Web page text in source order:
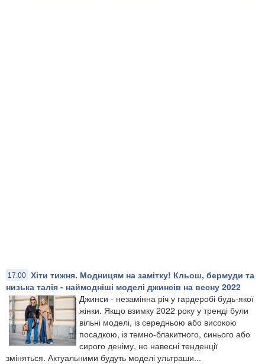
17:00 Хіти тижня. Модницям на замітку! Кльош, бермуди та
низька талія - наймодніші моделі джинсів на весну 2022
Джинси - незамінна річ у гардеробі будь-якої
жінки. Якщо взимку 2022 року у тренді були
вільні моделі, із середньою або високою
посадкою, із темно-блакитного, синього або
сирого деніму, но навесні тенденції
зміняться. Актуальними будуть моделі ультраши...